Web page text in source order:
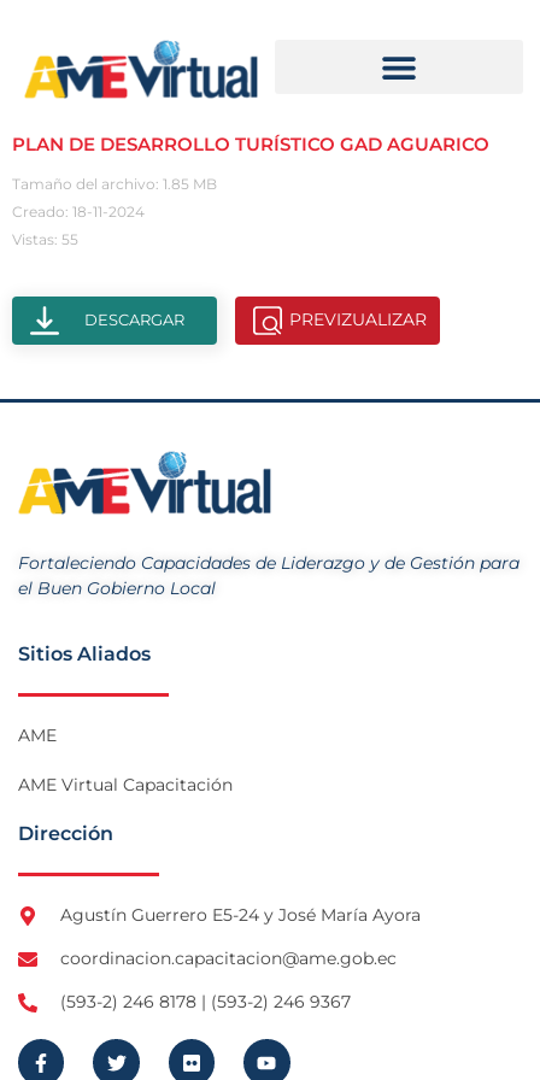
PLAN DE DESARROLLO TURÍSTICO GAD AGUARICO
Tamaño del archivo: 1.85 MB
Creado: 18-11-2024
Vistas: 55
DESCARGAR PREVIZUALIZAR
Fortaleciendo Capacidades de Liderazgo y de Gestión para
el Buen Gobierno Local
Sitios Aliados
AME
AME Virtual Capacitación
Dirección
Agustín Guerrero E5-24 y José María Ayora
coordinacion.capacitacion@ame.gob.ec
(593-2) 246 8178 | (593-2) 246 9367